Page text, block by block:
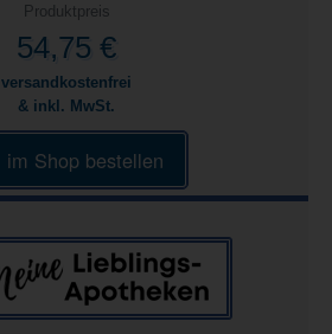
Produktpreis
54,75 €
versandkostenfrei
& inkl. MwSt.
im Shop bestellen